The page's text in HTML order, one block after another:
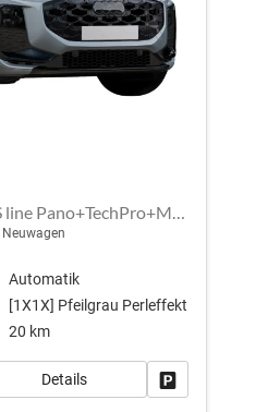
Automatik
[1X1X] Pfeilgrau Perleffekt
20 km
Details